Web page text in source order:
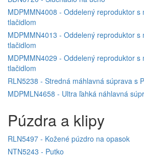
MDPMMN4008 - Oddelený reproduktor s
tlačidlom
MDPMMN4013 - Oddelený reproduktor s
tlačidlom
MDPMMN4029 - Oddelený reproduktor s
tlačidlom
RLN5238 - Stredná máhlavná súprava s
MDPMLN4658 - Ultra ľahká náhlavná
Púzdra a klipy
RLN5497 - Kožené púzdro na opasok
NTN5243 - Putko